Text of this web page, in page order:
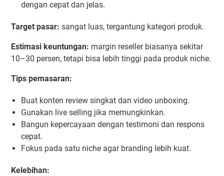
dengan cepat dan jelas.
Target pasar: sangat luas, tergantung kategori produk.
Estimasi keuntungan: margin reseller biasanya sekitar
10–30 persen, tetapi bisa lebih tinggi pada produk niche.
Tips pemasaran:
Buat konten review singkat dan video unboxing.
Gunakan live selling jika memungkinkan.
Bangun kepercayaan dengan testimoni dan respons
cepat.
Fokus pada satu niche agar branding lebih kuat.
Kelebihan: